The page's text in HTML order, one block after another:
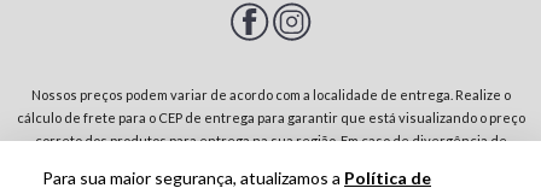
Para sua maior segurança, atualizamos a Política de
Nossos preços podem variar de acordo com a localidade de entrega. Realize o
cálculo de frete para o CEP de entrega para garantir que está visualizando o preço
correto dos produtos para entrega na sua região. Em caso de divergência de